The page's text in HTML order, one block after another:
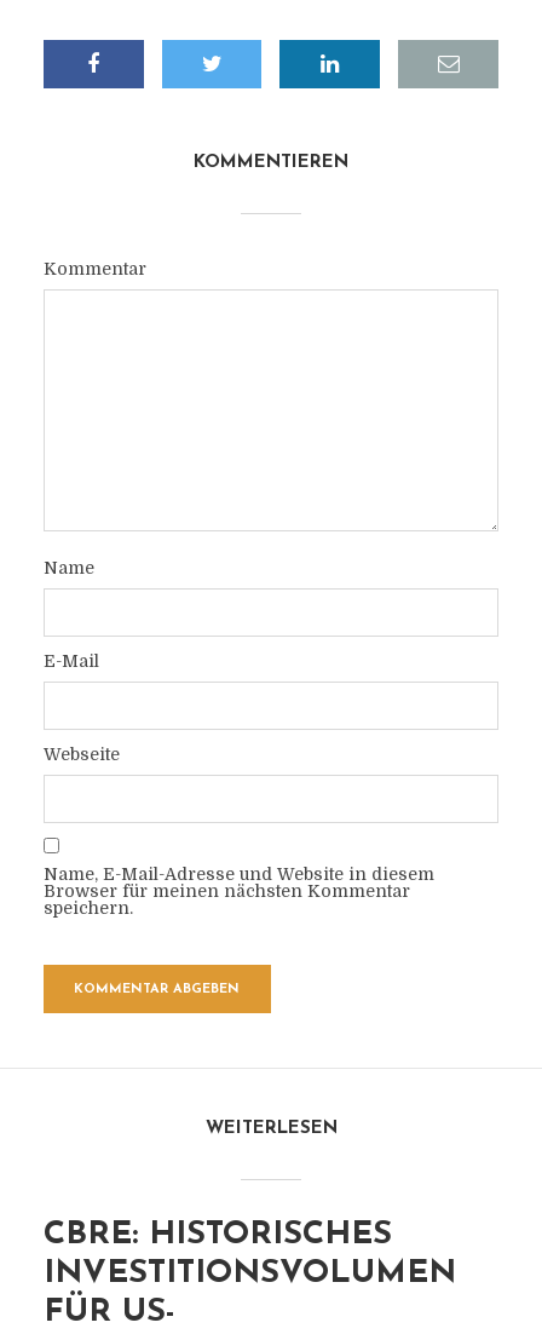
KOMMENTIEREN
Kommentar
Name
E-Mail
Webseite
Name, E-Mail-Adresse und Website in diesem
Browser für meinen nächsten Kommentar
speichern.
WEITERLESEN
CBRE: HISTORISCHES
INVESTITIONSVOLUMEN
FÜR US-